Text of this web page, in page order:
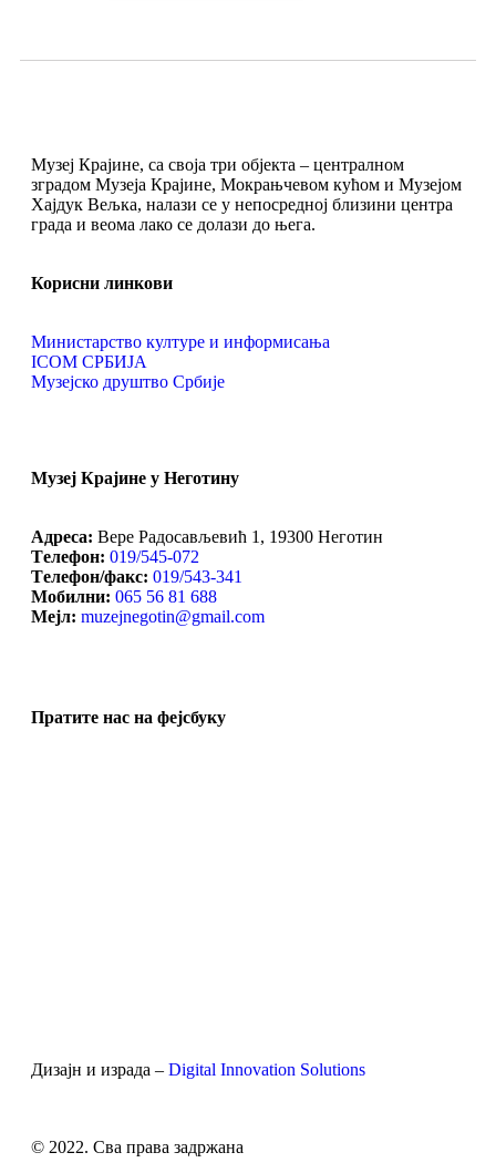
Музеј Крајине, са своја три објекта – централном
зградом Музеја Крајине, Мокрањчевом кућом и Музејом
Хајдук Вељка, налази се у непосредној близини центра
града и веома лако се долази до њега.
Корисни линкови
Министарство културе и информисања
ICOM СРБИЈА
Музејско друштво Србије
Музеј Крајине у Неготину
Aдреса: Вере Радосављевић 1, 19300 Неготин
Tелефон: 019/545-072
Tелефон/факс: 019/543-341
Mобилни: 065 56 81 688
Mејл: muzejnegotin@gmail.com
Пратите нас на фејсбуку
Дизајн и израда – Digital Innovation Solutions
© 2022. Сва права задржана